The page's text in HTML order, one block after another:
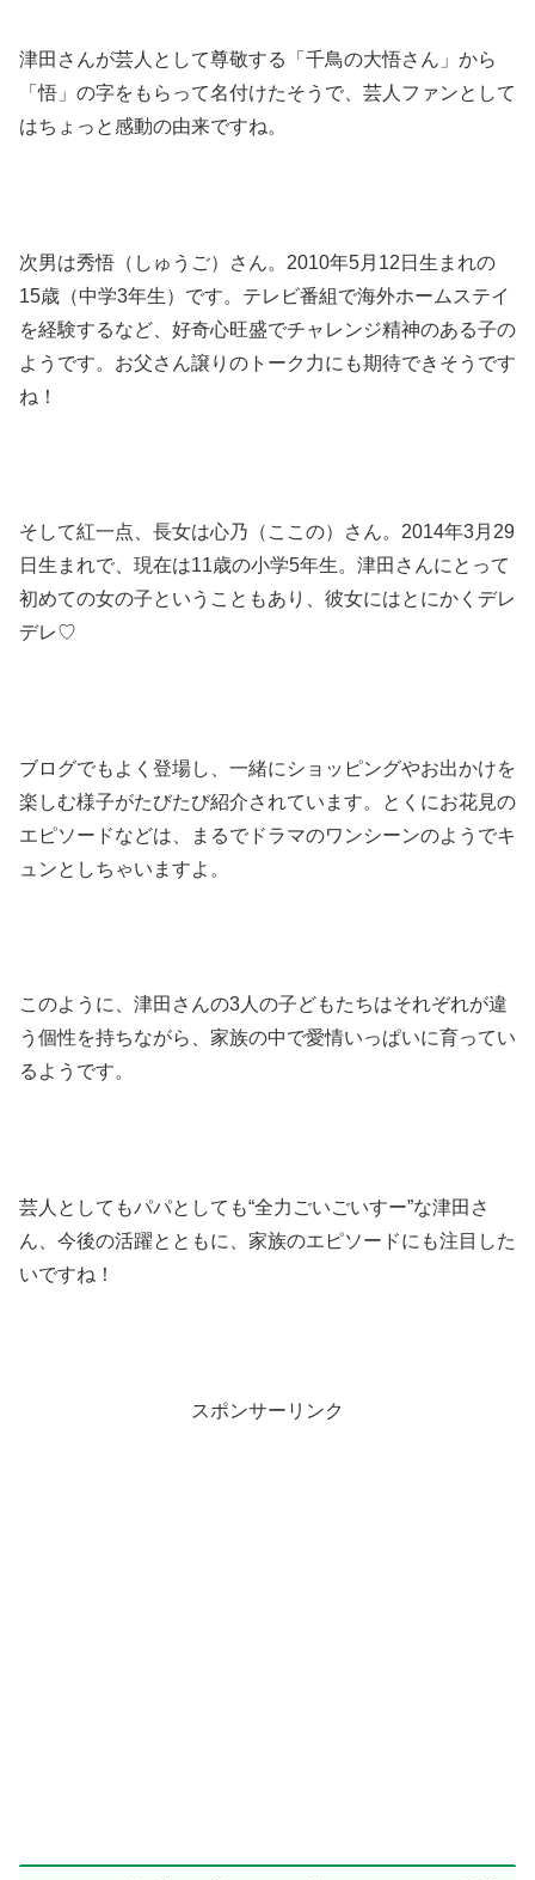
津田さんが芸人として尊敬する「千鳥の大悟さん」から
「悟」の字をもらって名付けたそうで、芸人ファンとして
はちょっと感動の由来ですね。
次男は秀悟（しゅうご）さん。2010年5月12日生まれの
15歳（中学3年生）です。テレビ番組で海外ホームステイ
を経験するなど、好奇心旺盛でチャレンジ精神のある子の
ようです。お父さん譲りのトーク力にも期待できそうです
ね！
そして紅一点、長女は心乃（ここの）さん。2014年3月29
日生まれで、現在は11歳の小学5年生。津田さんにとって
初めての女の子ということもあり、彼女にはとにかくデレ
デレ♡
ブログでもよく登場し、一緒にショッピングやお出かけを
楽しむ様子がたびたび紹介されています。とくにお花見の
エピソードなどは、まるでドラマのワンシーンのようでキ
ュンとしちゃいますよ。
このように、津田さんの3人の子どもたちはそれぞれが違
う個性を持ちながら、家族の中で愛情いっぱいに育ってい
るようです。
芸人としてもパパとしても“全力ごいごいすー”な津田さ
ん、今後の活躍とともに、家族のエピソードにも注目した
いですね！
スポンサーリンク